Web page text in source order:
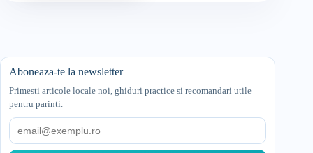
Aboneaza-te la newsletter
Primesti articole locale noi, ghiduri practice si recomandari utile
pentru parinti.
Email